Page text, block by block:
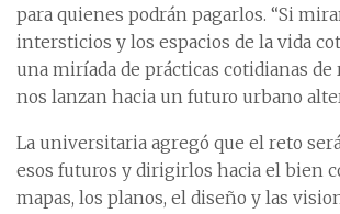
para quienes podrán pagarlos. “Si
intersticios y los espacios de la vida
una miríada de prácticas cotidianas de
nos lanzan hacia un futuro urbano
La universitaria agregó que el reto
esos futuros y dirigirlos hacia el bien
mapas, los planos, el diseño y las